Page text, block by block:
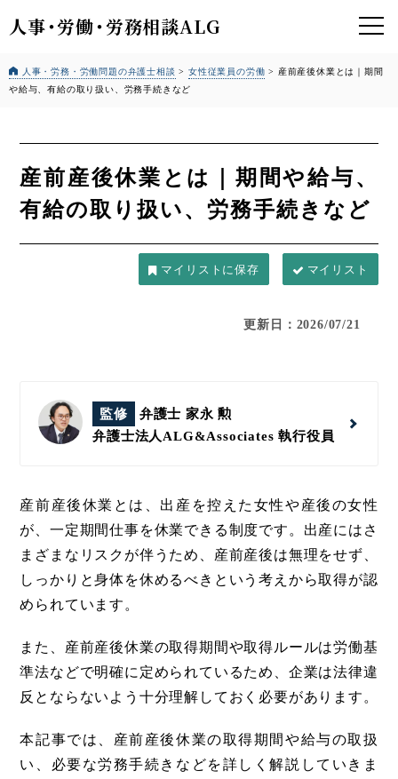
人事・労働・労務相談ALG
人事・労務・労働問題の弁護士相談 >女性従業員の労働 >
産前産後休業とは｜期間
や給与、有給の取り扱い、労務手続きなど
産前産後休業とは｜期間や給与、
有給の取り扱い、労務手続きなど
マイリスト
更新日：2026/07/21
監修
弁護士 家永 勲
弁護士法人ALG&Associates執行役員
産前産後休業とは、出産を控えた女性や産後の女性
が、一定期間仕事を休業できる制度です。出産にはさ
まざまなリスクが伴うため、産前産後は無理をせず、
しっかりと身体を休めるべきという考えから取得が認
められています。
また、産前産後休業の取得期間や取得ルールは労働基
準法などで明確に定められているため、企業は法律違
反とならないよう十分理解しておく必要があります。
本記事では、産前産後休業の取得期間や給与の取扱
い、必要な労務手続きなどを詳しく解説していきま